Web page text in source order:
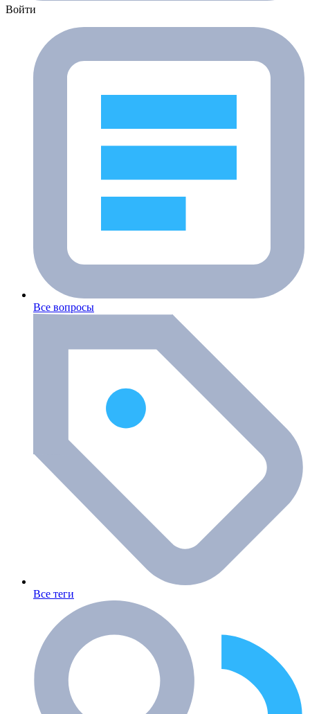
Войти
Все вопросы
Все теги